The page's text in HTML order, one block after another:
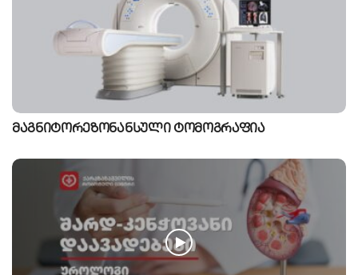
მაგნიტორეზონანსული ტომოგრაფია